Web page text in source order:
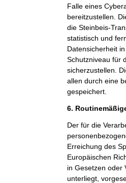
Falle eines
bereitzustellen.
die Steinbeis-
statistisch und
Datensicherheit
Schutzniveau für
sicherzustellen.
allen durch eine
gespeichert.
6.
Der für die
Erreichung des
Europäischen
in Gesetzen oder
unterliegt,